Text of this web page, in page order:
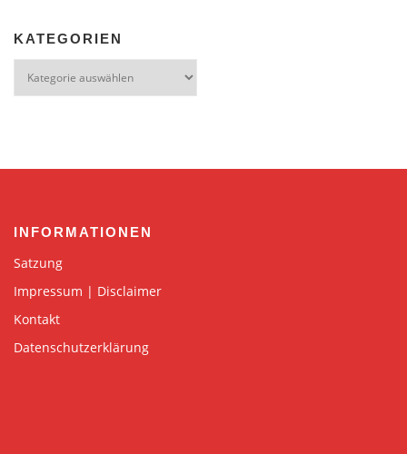
KATEGORIEN
INFORMATIONEN
Satzung
Impressum | Disclaimer
Kontakt
Datenschutzerklärung